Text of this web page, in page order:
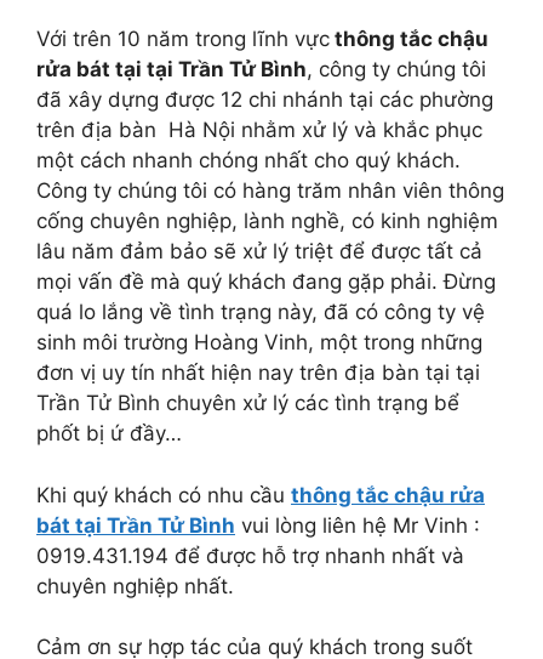
Với trên 10 năm trong lĩnh vực thông tắc chậu
rửa bát tại tại Trần Tử Bình, công ty chúng tôi
đã xây dựng được 12 chi nhánh tại các phường
trên địa bàn Hà Nội nhằm xử lý và khắc phục
một cách nhanh chóng nhất cho quý khách.
Công ty chúng tôi có hàng trăm nhân viên thông
cống chuyên nghiệp, lành nghề, có kinh nghiệm
lâu năm đảm bảo sẽ xử lý triệt để được tất cả
mọi vấn đề mà quý khách đang gặp phải. Đừng
quá lo lắng về tình trạng này, đã có công ty vệ
sinh môi trường Hoàng Vinh, một trong những
đơn vị uy tín nhất hiện nay trên địa bàn tại tại
Trần Tử Bình chuyên xử lý các tình trạng bể
phốt bị ứ đầy…
Khi quý khách có nhu cầu thông tắc chậu rửa
bát tại Trần Tử Bình vui lòng liên hệ Mr Vinh :
0919.431.194 để được hỗ trợ nhanh nhất và
chuyên nghiệp nhất.
Cảm ơn sự hợp tác của quý khách trong suốt